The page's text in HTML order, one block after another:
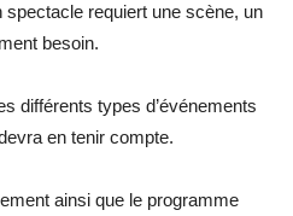
requiert une scène, un
besoin.
différents types d’événements
en tenir compte.
ainsi que le programme